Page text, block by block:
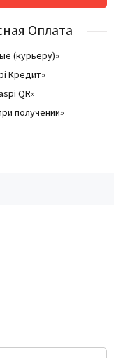
Оплата